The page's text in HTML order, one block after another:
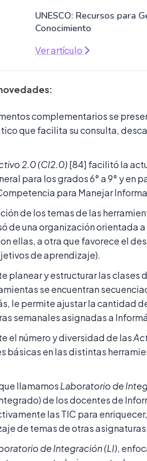
UNESCO: Recursos para
Conocimiento
Ver artículo
complementarios se
que facilita su consulta,
2.0 (CI2.0) [84] facilitó la
para los grados 6° a 9° y en
para Manejar
de los temas de las
de una organización orientada
ellas, a otra que favorece el
de aprendizaje).
planear y estructurar las clases
se encuentran
le permite ajustar la cantidad
semanales asignadas a
el número y diversidad de las
básicas en las distintas
llamamos Laboratorio de
de los docentes de
las TIC para
de temas de otras
de Integración (LI),